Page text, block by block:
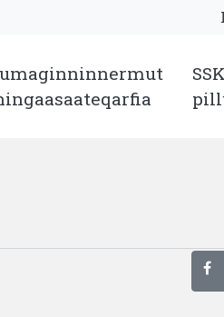
SSK